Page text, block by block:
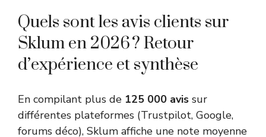
Quels sont les avis clients sur
Sklum en 2026 ? Retour
d’expérience et synthèse
En compilant plus de 125 000 avis sur
différentes plateformes (Trustpilot, Google,
forums déco), Sklum affiche une note moyenne